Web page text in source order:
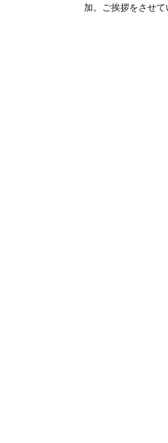
加。ご挨拶をさせて